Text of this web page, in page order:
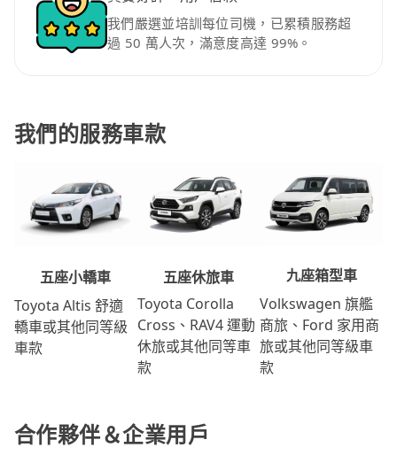
我們嚴選並培訓每位司機，已累積服務超
過 50 萬人次，滿意度高達 99%。
我們的服務車款
五座小轎車
Toyota Altis 舒適
轎車或其他同等級
車款
五座休旅車
Toyota Corolla
Cross、RAV4 運動
休旅或其他同等車
款
九座箱型車
Volkswagen 旗艦
商旅、Ford 家用商
旅或其他同等級車
款
合作夥伴＆企業用戶